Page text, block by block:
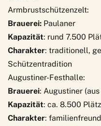
Armbrustschützenzelt:
Brauerei: Paulaner
Kapazität: rund 7.500
Charakter: traditionell,
Schützentradition
Augustiner-Festhalle:
Brauerei: Augustiner
Kapazität: ca. 8.500
Charakter: